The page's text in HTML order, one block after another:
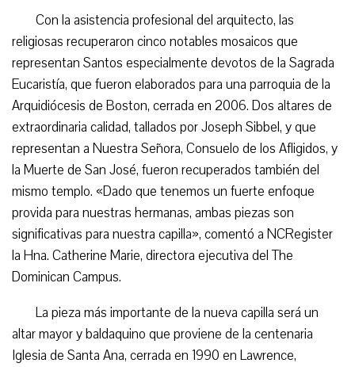
Con la asistencia profesional del arquitecto, las
religiosas recuperaron cinco notables mosaicos que
representan Santos especialmente devotos de la Sagrada
Eucaristía, que fueron elaborados para una parroquia de la
Arquidiócesis de Boston, cerrada en 2006. Dos altares de
extraordinaria calidad, tallados por Joseph Sibbel, y que
representan a Nuestra Señora, Consuelo de los Afligidos, y
la Muerte de San José, fueron recuperados también del
mismo templo. «Dado que tenemos un fuerte enfoque
provida para nuestras hermanas, ambas piezas son
significativas para nuestra capilla», comentó a NCRegister
la Hna. Catherine Marie, directora ejecutiva del The
Dominican Campus.
La pieza más importante de la nueva capilla será un
altar mayor y baldaquino que proviene de la centenaria
Iglesia de Santa Ana, cerrada en 1990 en Lawrence,